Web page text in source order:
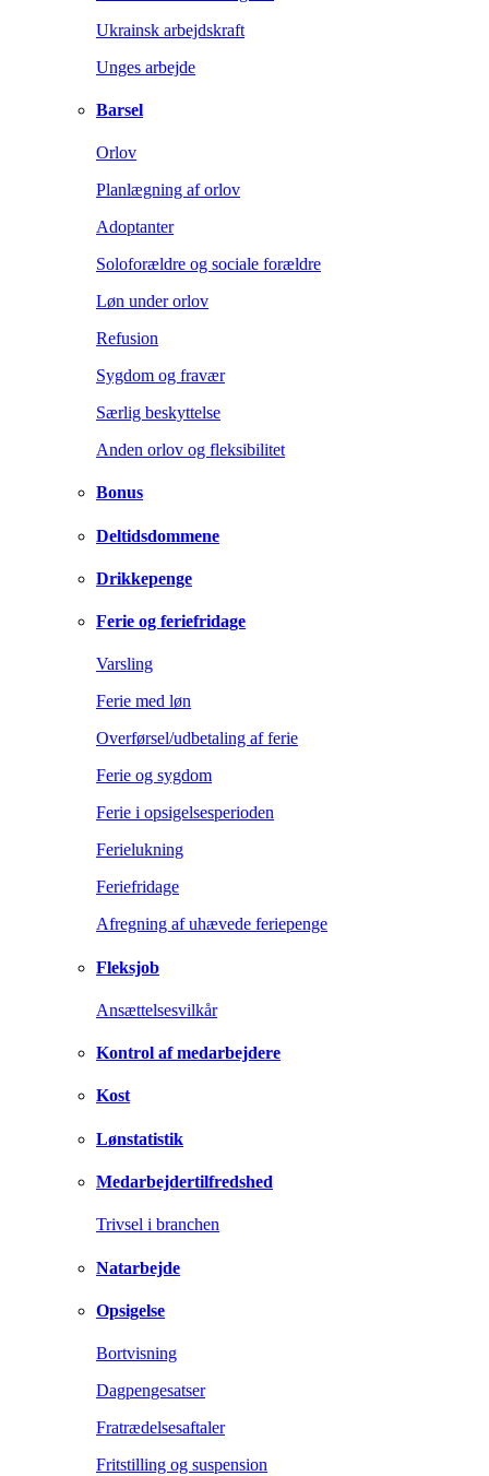
Ukrainsk arbejdskraft
Unges arbejde
Barsel
Orlov
Planlægning af orlov
Adoptanter
Soloforældre og sociale forældre
Løn under orlov
Refusion
Sygdom og fravær
Særlig beskyttelse
Anden orlov og fleksibilitet
Bonus
Deltidsdommene
Drikkepenge
Ferie og feriefridage
Varsling
Ferie med løn
Overførsel/udbetaling af ferie
Ferie og sygdom
Ferie i opsigelsesperioden
Ferielukning
Feriefridage
Afregning af uhævede feriepenge
Fleksjob
Ansættelsesvilkår
Kontrol af medarbejdere
Kost
Lønstatistik
Medarbejdertilfredshed
Trivsel i branchen
Natarbejde
Opsigelse
Bortvisning
Dagpengesatser
Fratrædelsesaftaler
Fritstilling og suspension